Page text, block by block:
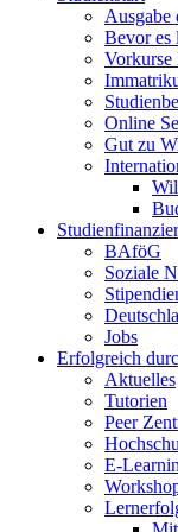
Bevor es
Vorkurse
Online
Gut zu
BAföG
Soziale
Jobs
Erfolgreich
Aktuelles
Tutorien
Peer
E-